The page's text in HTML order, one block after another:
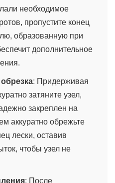
необходимое
пропустите конец
образованную при
дополнительное
: Придерживая
затяните узел,
закреплен на
аккуратно обрежьте
лески, оставив
чтобы узел не
: После